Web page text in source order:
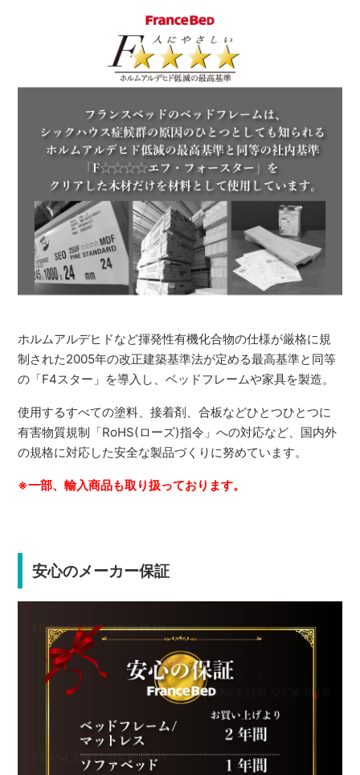
ホルムアルデヒドなど揮発性有機化合物の仕様が厳格に規
制された2005年の改正建築基準法が定める最高基準と同等
の「F4スター」を導入し、ベッドフレームや家具を製造。
使用するすべての塗料、接着剤、合板などひとつひとつに
有害物質規制「RoHS(ローズ)指令」への対応など、国内外
の規格に対応した安全な製品づくりに努めています。
※一部、輸入商品も取り扱っております。
安心のメーカー保証